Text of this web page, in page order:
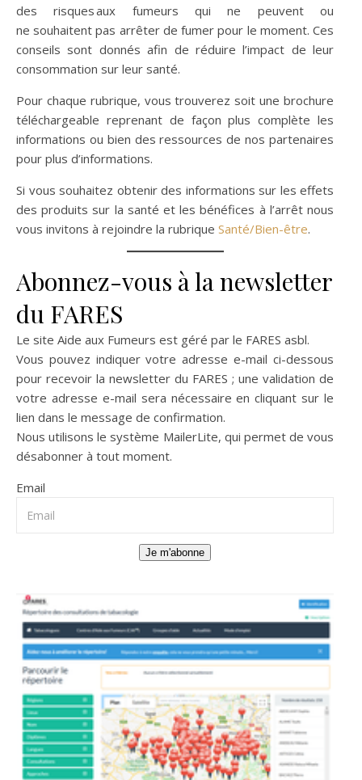
des risques aux fumeurs qui ne peuvent ou
ne souhaitent pas arrêter de fumer pour le moment. Ces
conseils sont donnés afin de réduire l’impact de leur
consommation sur leur santé.
Pour chaque rubrique, vous trouverez soit une brochure
téléchargeable reprenant de façon plus complète les
informations ou bien des ressources de nos partenaires
pour plus d’informations.
Si vous souhaitez obtenir des informations sur les effets
des produits sur la santé et les bénéfices à l’arrêt nous
vous invitons à rejoindre la rubrique Santé/Bien-être.
Abonnez-vous à la newsletter
du FARES
Le site Aide aux Fumeurs est géré par le FARES asbl.
Vous pouvez indiquer votre adresse e-mail ci-dessous
pour recevoir la newsletter du FARES ; une validation de
votre adresse e-mail sera nécessaire en cliquant sur le
lien dans le message de confirmation.
Nous utilisons le système MailerLite, qui permet de vous
désabonner à tout moment.
Email
Je m'abonne